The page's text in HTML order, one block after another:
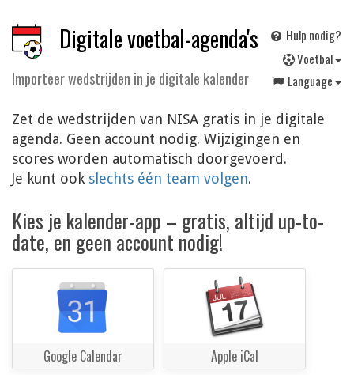
Digitale voetbal-agenda's
Importeer wedstrijden in je digitale kalender
Hulp nodig?
Voetbal
Language
Zet de wedstrijden van NISA gratis in je digitale
agenda. Geen account nodig. Wijzigingen en
scores worden automatisch doorgevoerd.
Je kunt ook slechts één team volgen.
Kies je kalender-app – gratis, altijd up-to-
date, en geen account nodig!
Google Calendar Apple iCal